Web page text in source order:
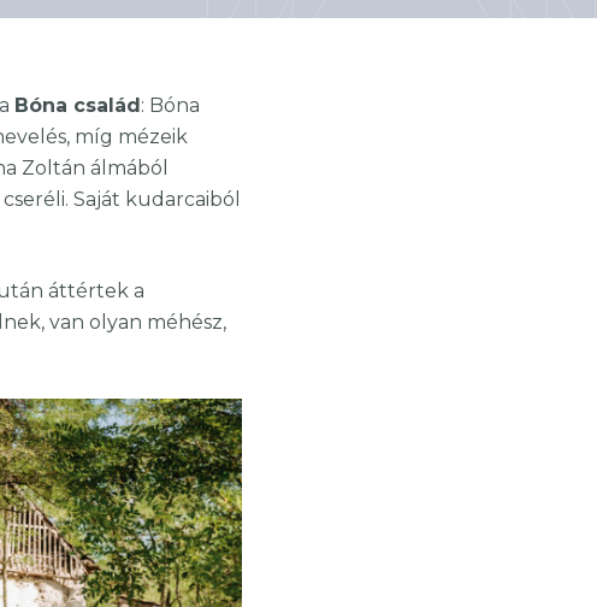
Bóna család: Bóna
míg mézeik
Zoltán álmából
Saját kudarcaiból
áttértek a
van olyan méhész,